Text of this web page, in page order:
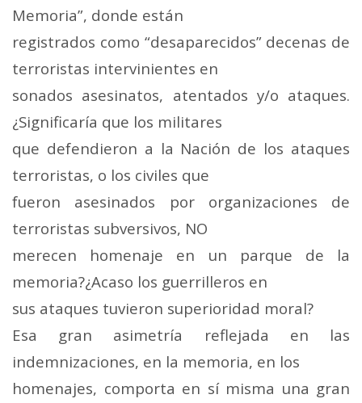
Memoria”, donde están
registrados como “desaparecidos” decenas de
terroristas intervinientes en
sonados asesinatos, atentados y/o ataques.
¿Significaría que los militares
que defendieron a la Nación de los ataques
terroristas, o los civiles que
fueron asesinados por organizaciones de
terroristas subversivos, NO
merecen homenaje en un parque de la
memoria?¿Acaso los guerrilleros en
sus ataques tuvieron superioridad moral?
Esa gran asimetría reflejada en las
indemnizaciones, en la memoria, en los
homenajes, comporta en sí misma una gran